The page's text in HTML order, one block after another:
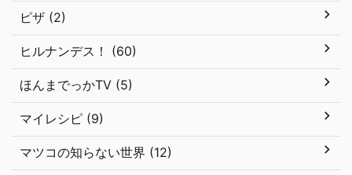
ピザ (2)
ヒルナンデス！ (60)
ほんまでっかTV (5)
マイレシピ (9)
マツコの知らない世界 (12)